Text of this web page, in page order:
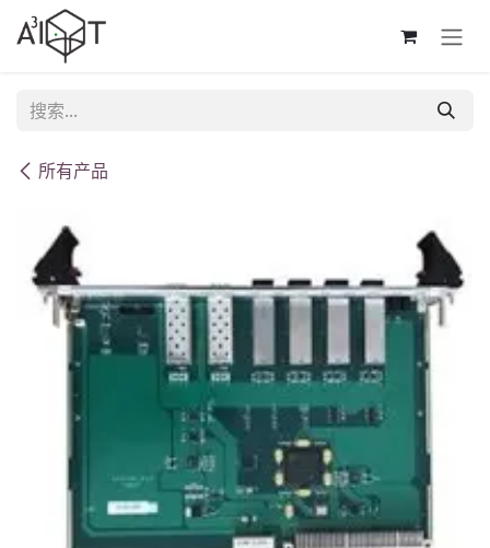
跳至内容
所有产品